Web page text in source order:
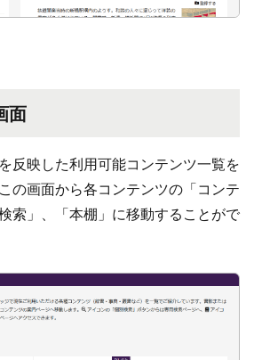
面
反映した利用可能コンテンツ一覧を
の画面から各コンテンツの「コンテ
索」、「本棚」に移動することがで